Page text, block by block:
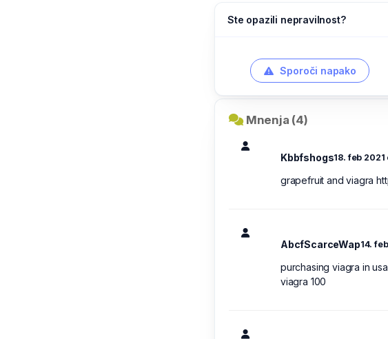
Ste opazili nepravilnost?
Sporoči napako
Mnenja (4)
Kbbfshogs18. feb 2021
grapefruit and viagra
AbcfScarceWap14.
purchasing viagra in
viagra 100